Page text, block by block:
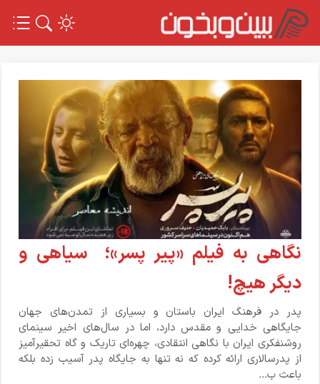
نگاهی به فیلم «پیر پسر»؛ سیاهی و
دیگر هیچ!
پدر در فرهنگ ایران باستان و بسیاری از تمدن‌های جهان
جایگاهی خدایی و مقدس دارد، اما در سال‌های اخیر سینمای
روشنفکری ایران با نگاهی انتقادی، چهره‌ای تاریک و گاه تحقیرآمیز
از پدرسالاری ارائه کرده که نه تنها به جایگاه پدر آسیب زده بلکه
باعث ب...